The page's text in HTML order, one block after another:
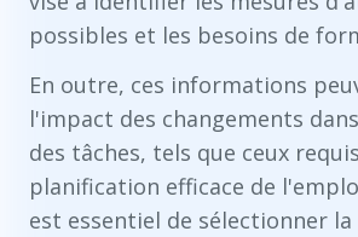
possibles et les besoins de
En outre, ces informations
l'impact des changements
des tâches, tels que ceux
planification efficace de
est essentiel de sélectionner la